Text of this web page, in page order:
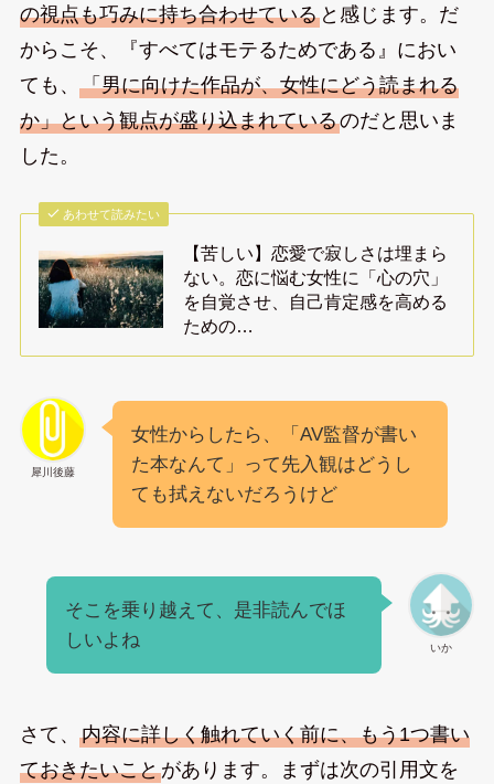
の視点も巧みに持ち合わせていると感じます。だ
からこそ、『すべてはモテるためである』におい
ても、 「男に向けた作品が、女性にどう読まれる
か」という観点が盛り込まれているのだと思いま
した。
あわせて読みたい
【苦しい】恋愛で寂しさは埋まら
ない。恋に悩む女性に「心の穴」
を自覚させ、自己肯定感を高める
ための…
犀川後藤
女性からしたら、「AV監督が書い
た本なんて」って先入観はどうし
ても拭えないだろうけど
いか
そこを乗り越えて、是非読んでほ
しいよね
さて、 内容に詳しく触れていく前に、もう1つ書い
ておきたいことがあります。まずは次の引用文を